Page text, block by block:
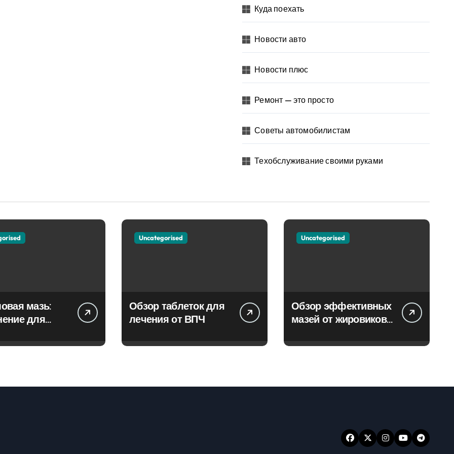
Куда поехать
Новости авто
Новости плюс
Ремонт — это просто
Советы автомобилистам
Техобслуживание своими руками
мазь:
для
Uncategorised
Обзор таблеток для
лечения от ВПЧ
Uncategorised
Обзор эффективных
мазей от жировиков
эффектом